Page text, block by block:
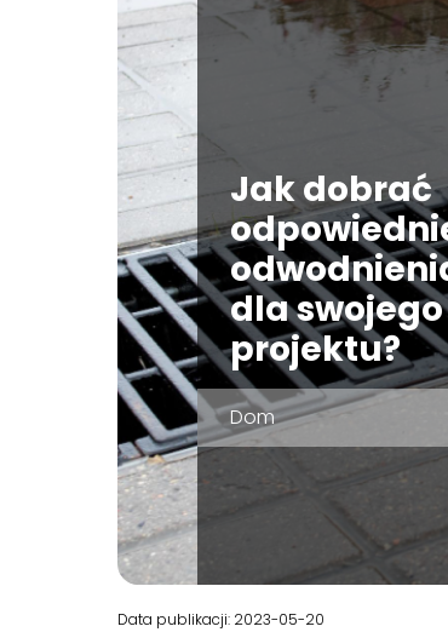
Jak dobrać
dla swojego
projektu?
Dom
Data publikacji: 2023-05-20